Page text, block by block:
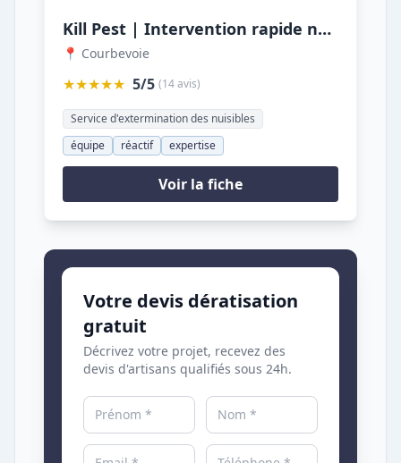
Kill Pest | Intervention rapide nuisibles 92 : punaises, rats, guêpes, frelons
📍 Courbevoie
★★★★★ 5/5 (14 avis)
Service d'extermination des nuisibles
équipe
réactif expertise
Voir la fiche
Votre devis dératisation
gratuit
Décrivez votre projet, recevez des
devis d'artisans qualifiés sous 24h.